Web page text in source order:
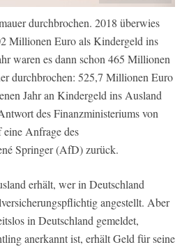
durchbrochen. 2018 überwies
Millionen Euro als Kindergeld ins
waren es dann schon 465 Millionen
durchbrochen: 525,7 Millionen Euro
Jahr an Kindergeld ins Ausland
des Finanzministeriums von
Anfrage des
Springer (AfD) zurück.
erhält, wer in Deutschland
angestellt. Aber
in Deutschland gemeldet,
anerkannt ist, erhält Geld für seine